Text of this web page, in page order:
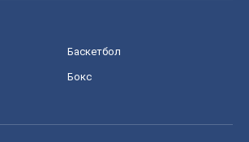
Баскетбол
Бокс